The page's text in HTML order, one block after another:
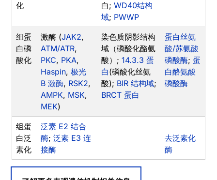
化
白; WD40结构
域; PWWP
组蛋
白磷
酸化
激酶 (JAK2,
ATM/ATR,
PKC, PKA,
Haspin, 极光
B 激酶, RSK2,
AMPK, MSK,
MEK)
染色质阴影结构
域（磷酸化酪氨
酸）; 14.3.3 蛋
白(磷酸化丝氨
酸); BIR 结构域;
BRCT 蛋白
蛋白丝氨
酸/苏氨酸
磷酸酶; 蛋
白酪氨酸
磷酸酶
组蛋
白泛
素化
泛素 E2 结合
酶; 泛素 E3 连
接酶
去泛素化
酶